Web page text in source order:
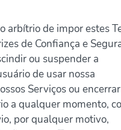
arbítrio de impor estes
de Confiança e
ou suspender a
de usar nossa
Serviços ou
a qualquer momento,
por qualquer motivo,